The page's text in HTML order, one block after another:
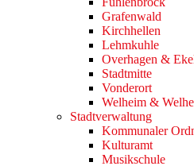
Grafenwald
Kirchhellen
Lehmkuhle
Overhagen &
Stadtmitte
Vonderort
Welheim &
Stadtverwaltung
Kommunaler
Kulturamt
Musikschule